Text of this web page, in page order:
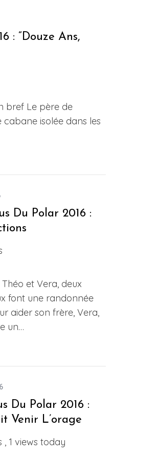
: “Douze Ans,
bref Le père de
isolée dans les
Du Polar 2016 :
et Vera, deux
font une randonnée
aider son frère, Vera,
un…
Du Polar 2016 :
Venir L’orage
, 1 views today